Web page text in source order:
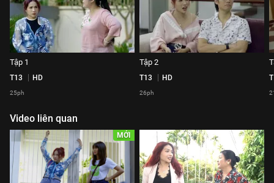
Tập 1
T13 HD
25ph
Tập 2
T13 HD
26ph
Video liên quan
MỚI